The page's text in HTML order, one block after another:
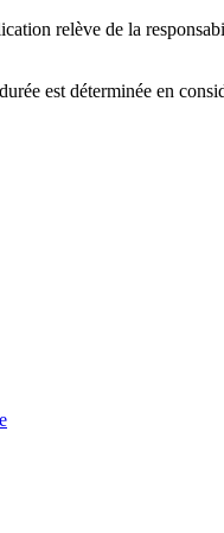
relève de la
est déterminée en